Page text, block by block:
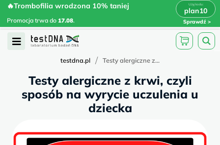
Skip
content
🔥Trombofilia wrodzona 10% taniej
Promocja trwa do 17.08.
plan10
Sprawdź
🔥Trombofilia wrodzona 10% taniej
plan10 x
Open
testdna.pl / Testy alergiczne z...
Testy alergiczne z krwi, czyli
sposób na wyrycie uczulenia u
dziecka